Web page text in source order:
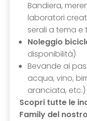
Bandiera,
laboratori
serali a tema
Noleggio
disponibilità)
Bevande ai
acqua, vino,
aranciata, etc.)
Scopri tutte le
Family del